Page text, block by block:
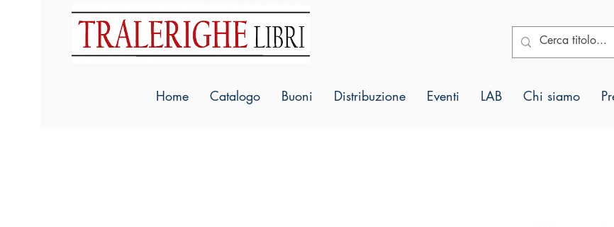
Home Catalogo Buoni Distribuzione Eventi LAB Chi siamo